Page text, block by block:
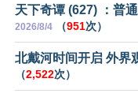
天下奇谭 (627) ：普
2026/8/4 （951次）
北戴河时间开启 外界
（2,522次）